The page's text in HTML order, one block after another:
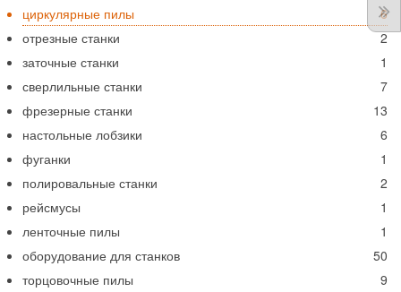
6
циркулярные пилы
2
отрезные станки
1
заточные станки
7
сверлильные станки
13
фрезерные станки
6
настольные лобзики
1
фуганки
2
полировальные станки
1
рейсмусы
1
ленточные пилы
50
оборудование для станков
9
торцовочные пилы